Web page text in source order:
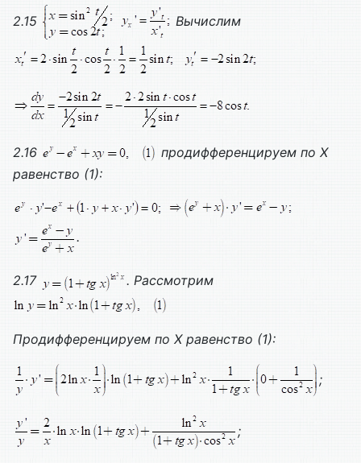
2.15 Вычислим
2.16 продифференцируем по X
равенство (1):
.
2.17 . Рассмотрим
Продифференцируем по Xравенство (1):
;
;